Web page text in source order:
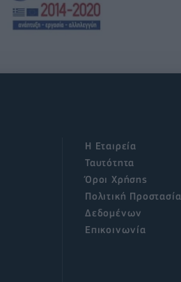
Η Εταιρεία
Ταυτότητα
Όροι Χρήσης
Πολιτική
Δεδομένων
Επικοινωνία